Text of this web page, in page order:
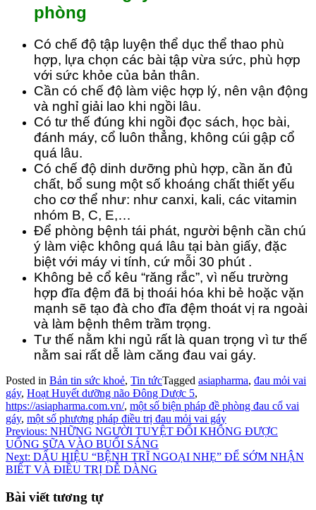
phòng
Có chế độ tập luyện thể dục thể thao phù
hợp, lựa chọn các bài tập vừa sức, phù hợp
với sức khỏe của bản thân.
Cần có chế độ làm việc hợp lý, nên vận động
và nghỉ giải lao khi ngồi lâu.
Có tư thế đúng khi ngồi đọc sách, học bài,
đánh máy, cổ luôn thẳng, không cúi gập cổ
quá lâu.
Có chế độ dinh dưỡng phù hợp, cần ăn đủ
chất, bổ sung một số khoáng chất thiết yếu
cho cơ thể như: như canxi, kali, các vitamin
nhóm B, C, E,…
Để phòng bệnh tái phát, người bệnh cần chú
ý làm việc không quá lâu tại bàn giấy, đặc
biệt với máy vi tính, cứ mỗi 30 phút .
Không bẻ cổ kêu “răng rắc”, vì nếu trường
hợp đĩa đệm đã bị thoái hóa khi bẻ hoặc vặn
mạnh sẽ tạo đà cho đĩa đệm thoát vị ra ngoài
và làm bệnh thêm trầm trọng.
Tư thế nằm khi ngủ rất là quan trọng vì tư thế
nằm sai rất dễ làm căng đau vai gáy.
Posted in Bản tin sức khoẻ, Tin tứcTagged asiapharma, đau mỏi vai
gáy, Hoạt Huyết dưỡng não Đông Dược 5,
https://asiapharma.com.vn/, một số biện pháp đề phòng đau cổ vai
gáy, một số phương pháp điều trị đau mỏi vai gáy
Điều
hướng
bài
viết
Previous: NHỮNG NGƯỜI TUYỆT ĐỐI KHÔNG ĐƯỢC
UỐNG SỮA VÀO BUỔI SÁNG
Next: DẤU HIỆU “BỆNH TRĨ NGOẠI NHẸ” ĐỂ SỚM NHẬN
BIẾT VÀ ĐIỀU TRỊ DỄ DÀNG
Bài viết tương tự